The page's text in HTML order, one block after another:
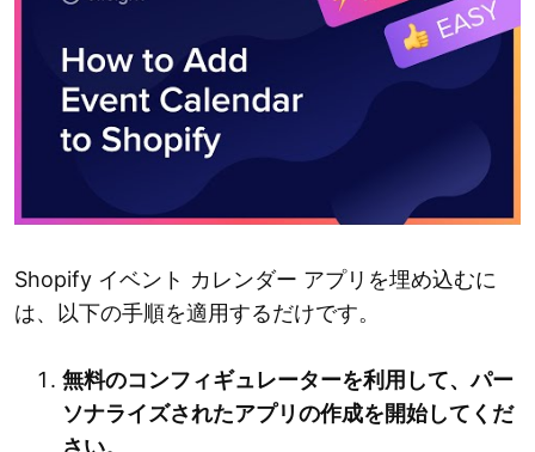
Shopify イベント カレンダー アプリを埋め込むに
は、以下の手順を適用するだけです。
無料のコンフィギュレーターを利用して、パー
ソナライズされたアプリの作成を開始してくだ
さい。